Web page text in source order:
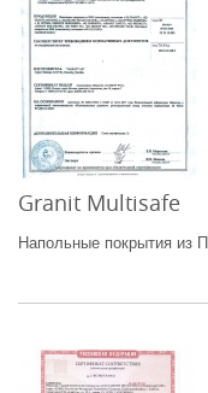
Granit Multisafe
Напольные покрытия из